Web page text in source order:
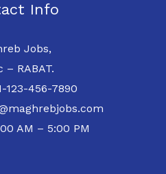
Info
Jobs,
– RABAT.
123-456-7890
AM – 5:00 PM